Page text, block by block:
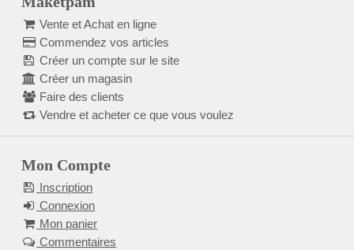
Vente et Achat en ligne
Commendez vos articles
Créer un compte sur le site
Créer un magasin
Faire des clients
Vendre et acheter ce que vous voulez
Mon Compte
Inscription
Connexion
Mon panier
Commentaires